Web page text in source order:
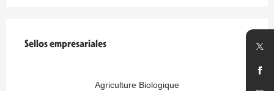
Sellos empresariales
Sellos empresariales
Agriculture Biologique